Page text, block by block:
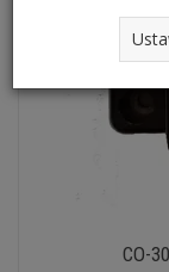
CO-